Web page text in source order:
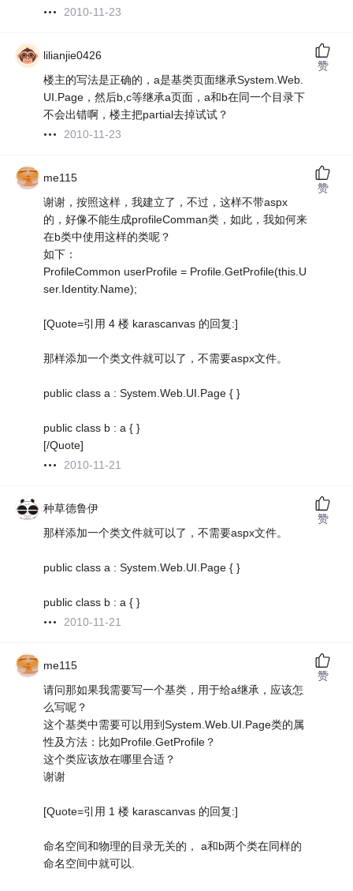
2010-11-23
lilianjie0426
楼主的写法是正确的，a是基类页面继承System.Web.
UI.Page，然后b,c等继承a页面，a和b在同一个目录下
不会出错啊，楼主把partial去掉试试？
2010-11-23
赞
me115
谢谢，按照这样，我建立了，不过，这样不带aspx
的，好像不能生成profileComman类，如此，我如何来
在b类中使用这样的类呢？
如下：
ProfileCommon userProfile = Profile.GetProfile(this.U
ser.Identity.Name);
[Quote=引用 4 楼 karascanvas 的回复:]
那样添加一个类文件就可以了，不需要aspx文件。
public class a : System.Web.UI.Page { }
public class b : a { }
[/Quote]
2010-11-21
赞
种草德鲁伊
那样添加一个类文件就可以了，不需要aspx文件。
public class a : System.Web.UI.Page { }
public class b : a { }
2010-11-21
赞
me115
请问那如果我需要写一个基类，用于给a继承，应该怎
么写呢？
这个基类中需要可以用到System.Web.UI.Page类的属
性及方法：比如Profile.GetProfile？
这个类应该放在哪里合适？
谢谢
[Quote=引用 1 楼 karascanvas 的回复:]
命名空间和物理的目录无关的， a和b两个类在同样的
命名空间中就可以.
赞